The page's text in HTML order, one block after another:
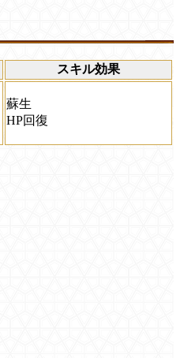
スキル効果
蘇生
HP回復